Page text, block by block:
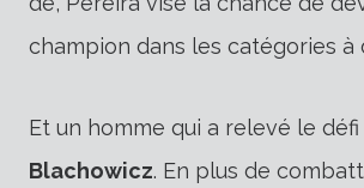
champion dans les catégories à
Et un homme qui a relevé le
Blachowicz. En plus de